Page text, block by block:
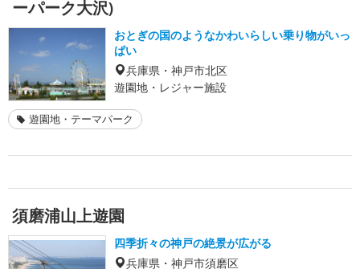
ーパーク大沢)
おとぎの国のようなかわいらしい乗り物がいっ
ぱい
兵庫県・神戸市北区
遊園地・レジャー施設
遊園地・テーマパーク
須磨浦山上遊園
四季折々の神戸の絶景が広がる
兵庫県・神戸市須磨区